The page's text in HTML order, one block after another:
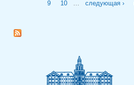
9
10 следующая ›